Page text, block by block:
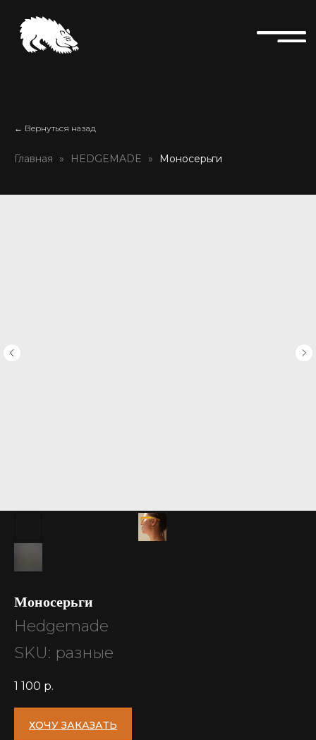
← Вернуться назад
Главная HEDGEMADE Моносерьги
Моносерьги
Hedgemade
SKU: разные
1 100 р.
ХОЧУ ЗАКАЗАТЬ